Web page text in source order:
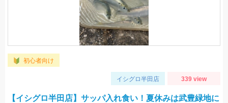
初心者向け
イシグロ半田店 339 view
【イシグロ半田店】サッパ入れ食い！夏休みは武豊緑地に